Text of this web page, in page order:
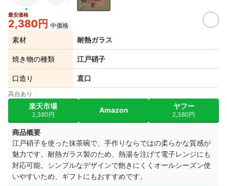
最安価格
2,380円 中価格
素材 耐熱ガラス
焼き物の種類 江戸硝子
口造り 直口
高台あり
楽天市場
2,380円
Amazon ヤフー
2,380円
商品概要
江戸硝子を使った抹茶碗で、手作りならではの柔らかな質感が
魅力です。耐熱ガラス製のため、熱湯を注げて電子レンジにも
対応可能。シンプルなデザインで飽きにくくオールシーズン使
いやすいため、ギフトにもおすすめです。